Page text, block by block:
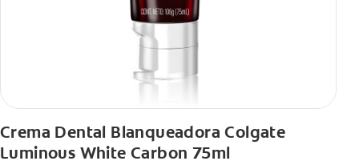
Crema Dental Blanqueadora Colgate
Luminous White Carbon 75ml